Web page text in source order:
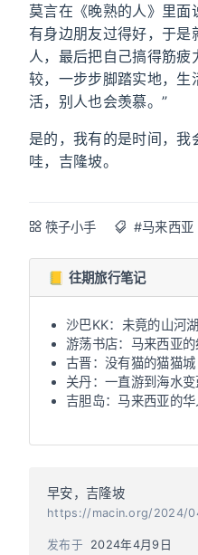
莫言在《晚熟的人》里面
有身边朋友过得好，于是
人，最后把自己搞得筋
较，一步步脚踏实地，生
活，别人也会羡慕。”
是的，我有的是时间，我
哇，吉隆坡。
筷子小手 #马来西亚
📒 往期旅行笔记
沙巴KK：未竟的山河
游荡书店：马来西亚
古晋：没有猫的猫猫城
关丹：一直游到海水变
吉胆岛：马来西亚的
早安，吉隆坡
https://macin.org/2024/
发布于 2024年4月9日